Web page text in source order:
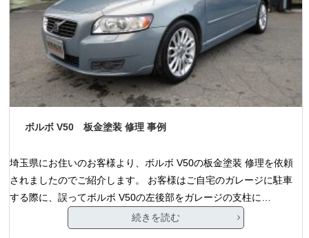
ボルボ V50 板金塗装 修理 事例
埼玉県にお住いのお客様より、ボルボ V50の板金塗装 修理を依頼
されましたのでご紹介します。 お客様はご自宅のガレージに駐車
する際に、誤ってボルボ V50の左後部をガレージの支柱に…
続きを読む